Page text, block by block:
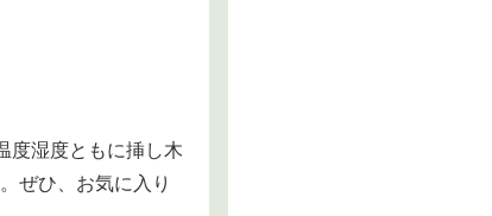
度湿度ともに挿し木
ぜひ、お気に入り